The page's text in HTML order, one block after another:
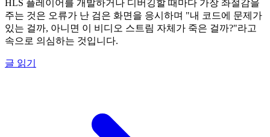
HLS 플레이어를 개발하거나 디버깅할 때마다 가장 좌절감을
주는 것은 오류가 난 검은 화면을 응시하며 "내 코드에 문제가
있는 걸까, 아니면 이 비디오 스트림 자체가 죽은 걸까?"라고
속으로 의심하는 것입니다.
글 읽기